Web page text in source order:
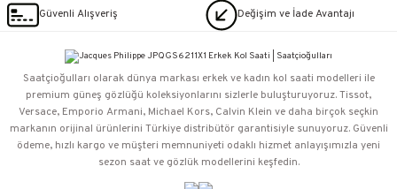
Güvenli Alışveriş Değişim ve İade Avantajı
Saatçioğulları⁠ olarak dünya markası erkek ve kadın kol saati modelleri ile
premium güneş gözlüğü koleksiyonlarını sizlerle buluşturuyoruz. Tissot,
Versace, Emporio Armani, Michael Kors, Calvin Klein ve daha birçok seçkin
markanın orijinal ürünlerini Türkiye distribütör garantisiyle sunuyoruz. Güvenli
ödeme, hızlı kargo ve müşteri memnuniyeti odaklı hizmet anlayışımızla yeni
sezon saat ve gözlük modellerini keşfedin.